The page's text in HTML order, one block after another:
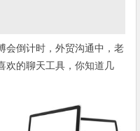
会倒计时，外贸沟通中，老
欢的聊天工具，你知道几